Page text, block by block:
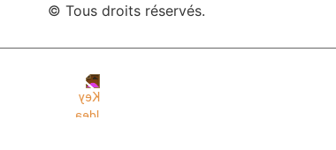
© Tous droits réservés.